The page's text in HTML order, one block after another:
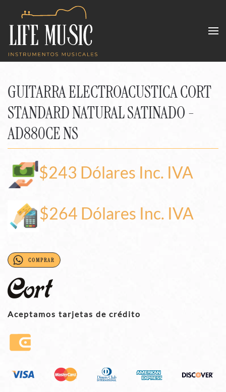
Skip to main content
GUITARRA ELECTROACUSTICA CORT
STANDARD NATURAL SATINADO -
AD880CE NS
$243 Dólares Inc. IVA
$264 Dólares Inc. IVA
COMPRAR
Aceptamos tarjetas de crédito